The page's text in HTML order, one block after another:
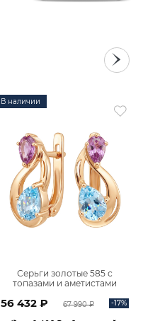
В наличии
Серьги золотые 585 с
топазами и аметистами
56 432 ₽ 67 990 ₽ -17%